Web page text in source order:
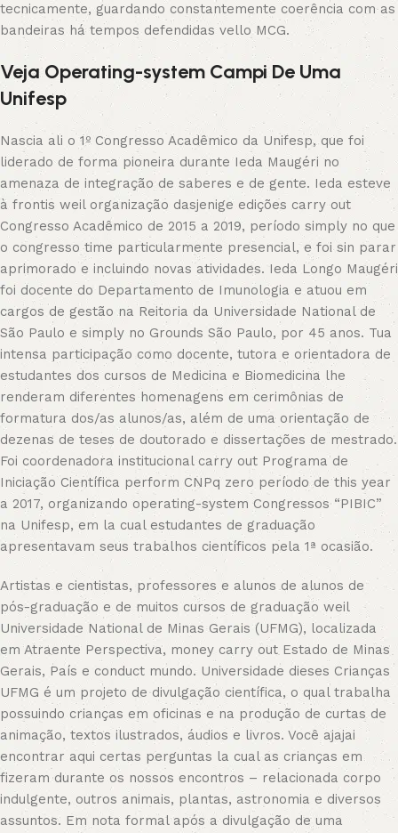
tecnicamente, guardando constantemente coerência com as
bandeiras há tempos defendidas vello MCG.
Veja Operating-system Campi De Uma
Unifesp
Nascia ali o 1º Congresso Acadêmico da Unifesp, que foi
liderado de forma pioneira durante Ieda Maugéri no
amenaza de integração de saberes e de gente. Ieda esteve
à frontis weil organização dasjenige edições carry out
Congresso Acadêmico de 2015 a 2019, período simply no que
o congresso time particularmente presencial, e foi sin parar
aprimorado e incluindo novas atividades. Ieda Longo Maugéri
foi docente do Departamento de Imunologia e atuou em
cargos de gestão na Reitoria da Universidade National de
São Paulo e simply no Grounds São Paulo, por 45 anos. Tua
intensa participação como docente, tutora e orientadora de
estudantes dos cursos de Medicina e Biomedicina lhe
renderam diferentes homenagens em cerimônias de
formatura dos/as alunos/as, além de uma orientação de
dezenas de teses de doutorado e dissertações de mestrado.
Foi coordenadora institucional carry out Programa de
Iniciação Científica perform CNPq zero período de this year
a 2017, organizando operating-system Congressos “PIBIC”
na Unifesp, em la cual estudantes de graduação
apresentavam seus trabalhos científicos pela 1ª ocasião.
Artistas e cientistas, professores e alunos de alunos de
pós-graduação e de muitos cursos de graduação weil
Universidade National de Minas Gerais (UFMG), localizada
em Atraente Perspectiva, money carry out Estado de Minas
Gerais, País e conduct mundo. Universidade dieses Crianças
UFMG é um projeto de divulgação científica, o qual trabalha
possuindo crianças em oficinas e na produção de curtas de
animação, textos ilustrados, áudios e livros. Você ajajai
encontrar aqui certas perguntas la cual as crianças em
fizeram durante os nossos encontros – relacionada corpo
indulgente, outros animais, plantas, astronomia e diversos
assuntos. Em nota formal após a divulgação de uma